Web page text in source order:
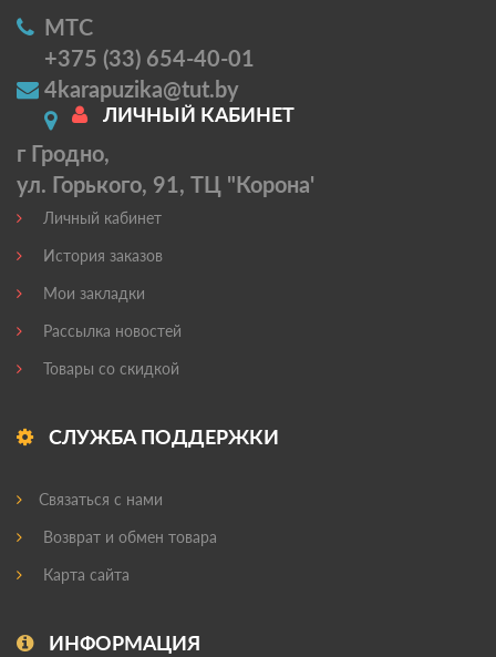
МТС
+375 (33) 654-40-01
4karapuzika@tut.by
г Гродно,
ул. Горького, 91, ТЦ "Корона'
ЛИЧНЫЙ КАБИНЕТ
Личный кабинет
История заказов
Мои закладки
Рассылка новостей
Товары со скидкой
СЛУЖБА ПОДДЕРЖКИ
Связаться с нами
Возврат и обмен товара
Карта сайта
ИНФОРМАЦИЯ